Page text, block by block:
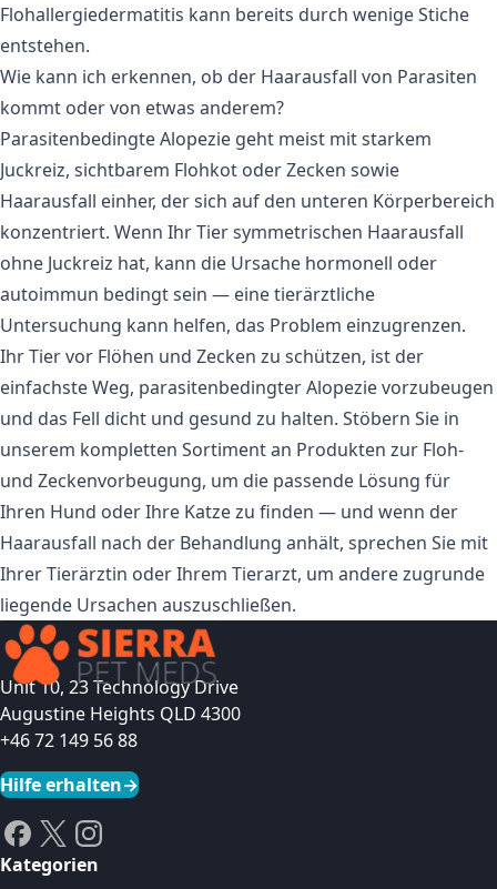
Flohallergiedermatitis kann bereits durch wenige Stiche
entstehen.
Wie kann ich erkennen, ob der Haarausfall von Parasiten
kommt oder von etwas anderem?
Parasitenbedingte Alopezie geht meist mit starkem
Juckreiz, sichtbarem Flohkot oder Zecken sowie
Haarausfall einher, der sich auf den unteren Körperbereich
konzentriert. Wenn Ihr Tier symmetrischen Haarausfall
ohne Juckreiz hat, kann die Ursache hormonell oder
autoimmun bedingt sein — eine tierärztliche
Untersuchung kann helfen, das Problem einzugrenzen.
Ihr Tier vor Flöhen und Zecken zu schützen, ist der
einfachste Weg, parasitenbedingter Alopezie vorzubeugen
und das Fell dicht und gesund zu halten. Stöbern Sie in
unserem kompletten Sortiment an Produkten zur Floh-
und Zeckenvorbeugung, um die passende Lösung für
Ihren Hund oder Ihre Katze zu finden — und wenn der
Haarausfall nach der Behandlung anhält, sprechen Sie mit
Ihrer Tierärztin oder Ihrem Tierarzt, um andere zugrunde
liegende Ursachen auszuschließen.
Unit 10, 23 Technology Drive
Augustine Heights QLD 4300
+46 72 149 56 88
Hilfe erhalten→
Kategorien